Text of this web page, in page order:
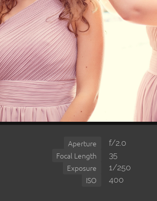
Aperture f/2.0
Focal Length 35
Exposure 1/250
ISO 400